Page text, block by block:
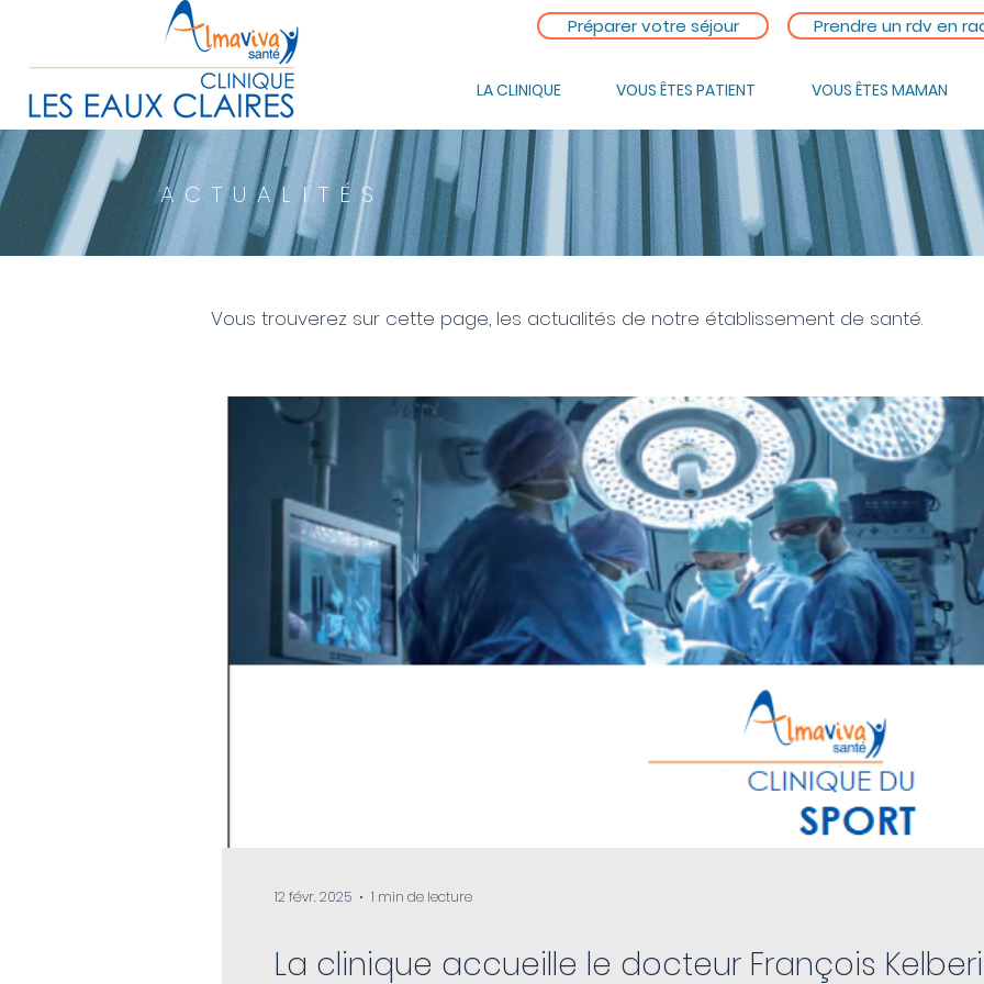
Préparer votre séjour Prendre un rdv en
LA CLINIQUE VOUS ÊTES PATIENT VOUS ÊTES MAMAN
ACTUALITÉS
Vous trouverez sur cette page, les actualités de notre établissement de santé.
La clinique accueille le docteur François
12 févr. 2025 1 min de lecture